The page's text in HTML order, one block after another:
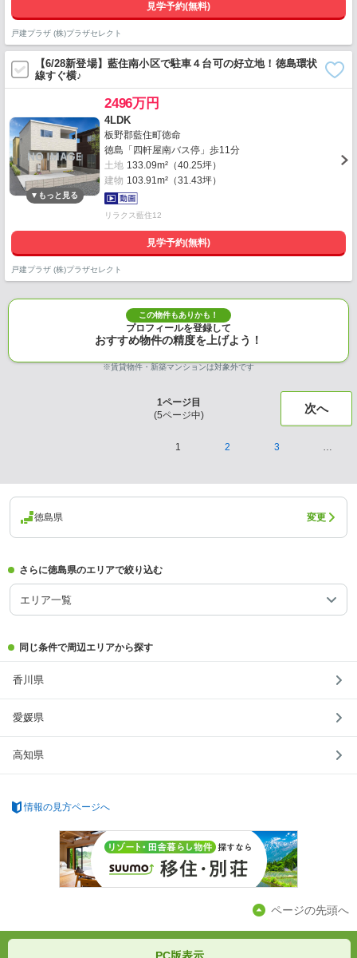
見学予約(無料)
戸建プラザ (株)プラザセレクト
【6/28新登場】藍住南小区で駐車４台可の好立地！徳島環状
線すぐ横♪
2496万円
4LDK
板野郡藍住町徳命
徳島「四軒屋南バス停」歩11分
土地 133.09m²（40.25坪）
建物 103.91m²（31.43坪）
リラクス藍住12
見学予約(無料)
戸建プラザ (株)プラザセレクト
この物件もありかも！
プロフィールを登録して
おすすめ物件の精度を上げよう！
※賃貸物件・新築マンションは対象外です
1ページ目
(5ページ中) 次へ
1 2 3 …
徳島県 変更
さらに徳島県のエリアで絞り込む
エリア一覧
同じ条件で周辺エリアから探す
香川県
愛媛県
高知県
情報の見方ページへ
ページの先頭へ